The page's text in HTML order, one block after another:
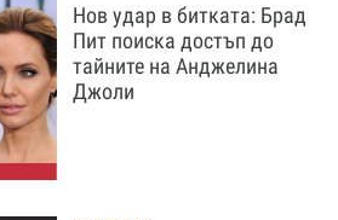
Нов удар в битката: Брад
Пит поиска достъп до
тайните на Анджелина
Джоли